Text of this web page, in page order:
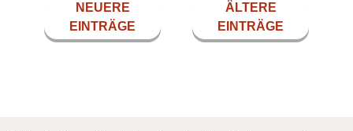
NEUERE
EINTRÄGE
ÄLTERE
EINTRÄGE